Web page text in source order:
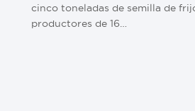
cinco toneladas de semilla de
productores de 16…